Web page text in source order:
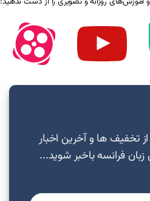
تخفیف ها و آخرین اخبار
فرانسه باخبر شوید...